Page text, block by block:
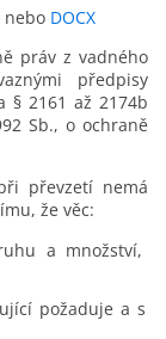
nebo DOCX
práv z vadného
předpisy
§ 2161 až 2174b
Sb., o ochraně
převzetí nemá
že věc:
a množství,
požaduje a s